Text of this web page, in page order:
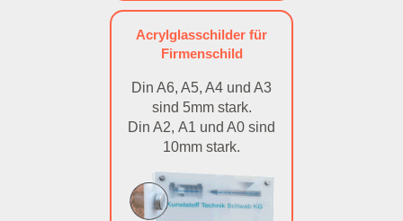
Acrylglasschilder für
Firmenschild
Din A6, A5, A4 und A3
sind 5mm stark.
Din A2, A1 und A0 sind
10mm stark.